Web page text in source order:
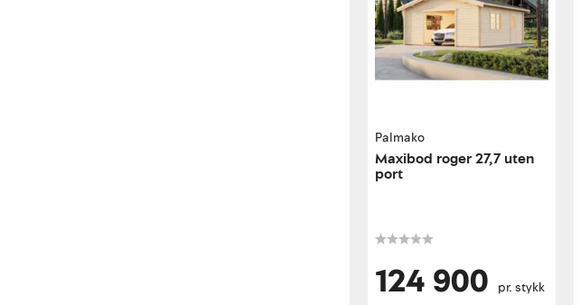
Palmako
Maxibod roger 27,7 uten
port
124 900 pr. stykk